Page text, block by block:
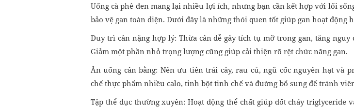
Uống cà phê đen mang lại nhiều lợi ích, nhưng bạn cần kết hợp với lối
bảo vệ gan toàn diện. Dưới đây là những thói quen tốt giúp gan hoạt động
Duy trì cân nặng hợp lý: Thừa cân dễ gây tích tụ mỡ trong gan, tăng nguy
Giảm một phần nhỏ trọng lượng cũng giúp cải thiện rõ rệt chức năng gan.
Ăn uống cân bằng: Nên ưu tiên trái cây, rau củ, ngũ cốc nguyên hạt và
chế thực phẩm nhiều calo, tinh bột tinh chế và đường bổ sung để tránh
Tập thể dục thường xuyên: Hoạt động thể chất giúp đốt cháy triglyceride